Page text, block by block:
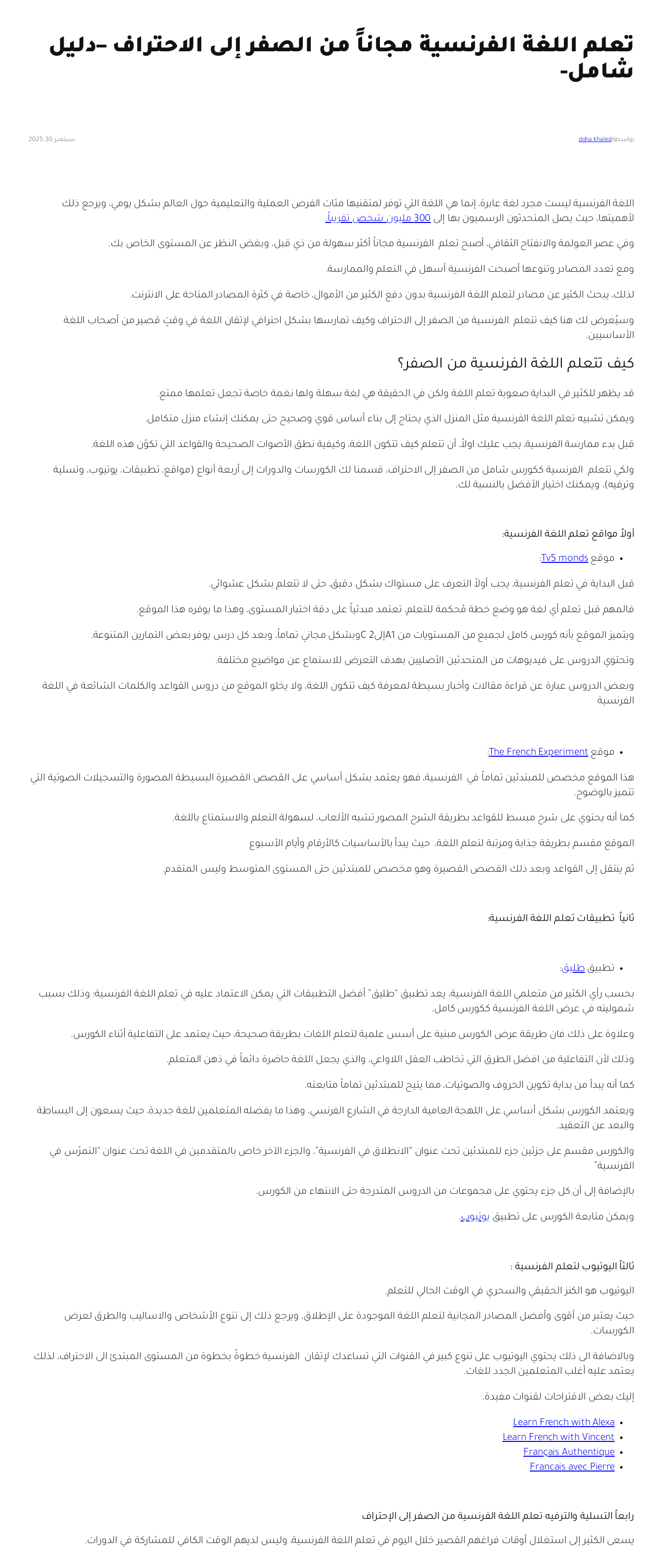
تعلم اللغة الفرنسية مجاناً من الصفر إلى الاحتراف –دليل
شامل-
بواسطةdoha khaled سبتمبر 30, 2025
اللغة الفرنسية ليست مجرد لغة عابرة، إنما هي اللغة التي توفر لمتقنيها مئات الفرص العملية والتعليمية حول العالم بشكل يومي، ويرجع ذلك
لأهميتها، حيث يصل المتحدثون الرسميون بها إلى300 مليون شخص تقريباً.
وفي عصر العولمة والانفتاح الثقافي، أصبح تعلم الفرنسية مجاناً أكثر سهولة من ذي قبل، وبغض النظر عن المستوى الخاص بك.
ومع تعدد المصادر وتنوعها أصبحت الفرنسية أسهل في التعلم والممارسة.
لذلك، يبحث الكثير عن مصادر لتعلم اللغة الفرنسية بدون دفع الكثير من الأموال، خاصة في كثرة المصادر المتاحة على الانترنت.
وسيُعرض لك هنا كيف تتعلم الفرنسية من الصفر إلى الاحتراف وكيف تمارسها بشكل احترافي لإتقان اللغة في وقتٍ قصير من أصحاب اللغة
الأساسيين.
كيف تتعلم اللغة الفرنسية من الصفر؟
قد يظهر للكثير في البداية صعوبة تعلم اللغة ولكن في الحقيقة هي لغة سهلة ولها نغمة خاصة تجعل تعلمها ممتع.
ويمكن تشبيه تعلم اللغة الفرنسية مثل المنزل الذي يحتاج إلى بناء أساس قوي وصحيح حتى يمكنك إنشاء منزل متكامل.
قبل بدء ممارسة الفرنسية، يجب عليك اولاً، أن تتعلم كيف تتكون اللغة، وكيفية نطق الأصوات الصحيحة والقواعد التي تكوّن هذه اللغة.
ولكي تتعلم الفرنسية ككورس شامل من الصفر إلى الاحتراف، قسمنا لك الكورسات والدورات إلى أربعة أنواع (مواقع، تطبيقات، يوتيوب، وتسلية
وترفيه)، ويمكنك اختيار الأفضل بالنسبة لك.
أولاً مواقع تعلم اللغة الفرنسية:
موقعTv5 monds
:
قبل البداية في تعلم الفرنسية، يجب أولاً التعرف على مستواك بشكل دقيق، حتى لا تتعلم بشكل عشوائي.
فالمهم قبل تعلم أي لغة هو وضع خطة مُحكمة للتعلم، تعتمد مبدئياً على دقة اختبار المستوى، وهذا ما يوفره هذا الموقع.
ويتميز الموقع بأنه كورس كامل لجميع من المستويات من A1إلى2 Cوبشكل مجاني تماماً، وبعد كل درس يوفر بعض التمارين المتنوعة.
وتحتوي الدروس على فيديوهات من المتحدثين الأصليين بهدف التعرض للاستماع عن مواضيع مختلفة.
وبعض الدروس عبارة عن قراءة مقالات وأخبار بسيطة لمعرفة كيف تتكون اللغة، ولا يخلو الموقع من دروس القواعد والكلمات الشائعة في اللغة
الفرنسية
موقعThe French Experiment
:
هذا الموقع مخصص للمبتدئين تماماً في الفرنسية، فهو يعتمد بشكل أساسي على القصص القصيرة البسيطة المصورة والتسجيلات الصوتية التي
تتميز بالوضوح.
كما أنه يحتوي على شرح مبسط للقواعد بطريقة الشرح المصور تشبه الألعاب، لسهولة التعلم والاستمتاع باللغة.
الموقع مقسم بطريقة جذابة ومرتبة لتعلم اللغة، حيث يبدأ بالأساسيات كالأرقام وأيام الأسبوع
ثم ينتقل إلى القواعد وبعد ذلك القصص القصيرة وهو مخصص للمبتدئين حتى المستوى المتوسط وليس المتقدم.
ثانياً تطبيقات تعلم اللغة الفرنسية:
تطبيقطليق:
بحسب رأي الكثير من متعلمي اللغة الفرنسية، يعد تطبيق “طليق” أفضل التطبيقات التي يمكن الاعتماد عليه في تعلم اللغة الفرنسية؛ وذلك بسبب
شموليته في عرض اللغة الفرنسية ككورس كامل.
وعلاوة على ذلك فان طريقة عرض الكورس مبنية على أسس علمية لتعلم اللغات بطريقة صحيحة، حيث يعتمد على التفاعلية أثناء الكورس.
وذلك لأن التفاعلية من افضل الطرق التي تخاطب العقل اللاواعي، والذي يجعل اللغة حاضرة دائماً في ذهن المتعلم.
كما أنه يبدأ من بداية تكوين الحروف والصوتيات، مما يتيح للمبتدئين تماماً متابعته.
ويعتمد الكورس بشكل أساسي على اللهجة العامية الدارجة في الشارع الفرنسي، وهذا ما يفضله المتعلمين للغة جديدة، حيث يسعون إلى البساطة
والبعد عن التعقيد.
والكورس مقسم على جزئين جزء للمبتدئين تحت عنوان “الانطلاق في الفرنسية”، والجزء الآخر خاص بالمتقدمين في اللغة تحت عنوان “التمرّس في
الفرنسية”
بالإضافة إلى أن كل جزء يحتوي على مجموعات من الدروس المتدرجة حتى الانتهاء من الكورس.
ويمكن متابعة الكورس على تطبيق يوتيوب.
ثالثاً اليوتيوب لتعلم الفرنسية :
اليوتيوب هو الكنز الحقيقي والسحري في الوقت الحالي للتعلم.
حيث يعتبر من أقوى وأفضل المصادر المجانية لتعلم اللغة الموجودة على الإطلاق، ويرجع ذلك إلى تنوع الأشخاص والاساليب والطرق لعرض
الكورسات.
وبالاضافة الى ذلك يحتوي اليوتيوب على تنوع كبير في القنوات التي تساعدك لإتقان الفرنسية خطوةً بخطوة من المستوى المبتدئ الى الاحتراف، لذلك
يعتمد عليه أغلب المتعلمين الجدد للغات.
إليك بعض الاقتراحات لقنوات مفيدة.
Learn French with Alexa
Learn French with Vincent
Français Authentique
Francais avec Pierre
رابعاً التسلية والترفيه تعلم اللغة الفرنسية من الصفر إلى الإحتراف
يسعى الكثير إلى استغلال أوقات فراغهم القصير خلال اليوم في تعلم اللغة الفرنسية، وليس لديهم الوقت الكافي للمشاركة في الدورات.